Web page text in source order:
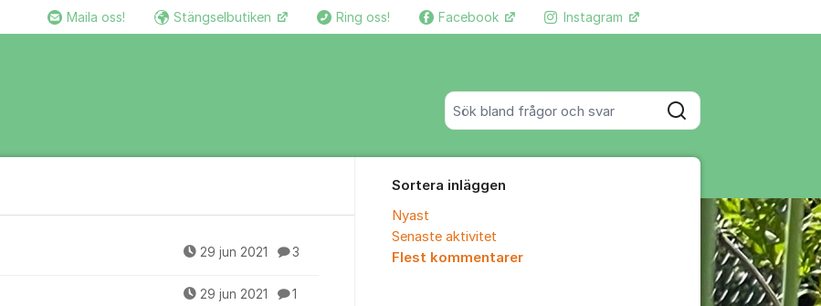
Sök bland alla inlägg
Sök
Maila oss! Stängselbutiken Ring oss! Facebook Instagram Fler supportlänkar
29 jun 2021 3
29 jun 2021 1
Sortera inläggen
Nyast
Senaste aktivitet
Flest kommentarer